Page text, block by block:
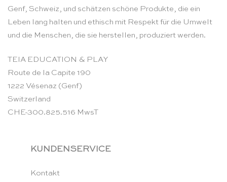
Genf, Schweiz, und schätzen schöne Produkte, die ein
Leben lang halten und ethisch mit Respekt für die Umwelt
und die Menschen, die sie herstellen, produziert werden.
TEIA EDUCATION & PLAY
Route de la Capite 190
1222 Vésenaz (Genf)
Switzerland
CHE-300.825.516 MwsT
KUNDENSERVICE
Kontakt